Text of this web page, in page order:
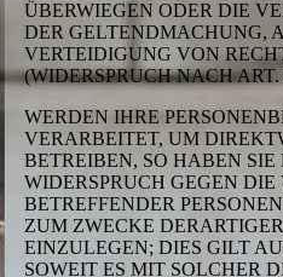
ÜBERWIEGEN ODER DIE
DER GELTENDMACHUNG,
VERTEIDIGUNG VON
(WIDERSPRUCH NACH
WERDEN IHRE
VERARBEITET, UM
BETREIBEN, SO HABEN SIE
WIDERSPRUCH GEGEN
BETREFFENDER
ZUM ZWECKE
EINZULEGEN; DIES GILT
SOWEIT ES MIT SOLCHER